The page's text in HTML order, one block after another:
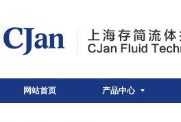
网站首页 产品中心